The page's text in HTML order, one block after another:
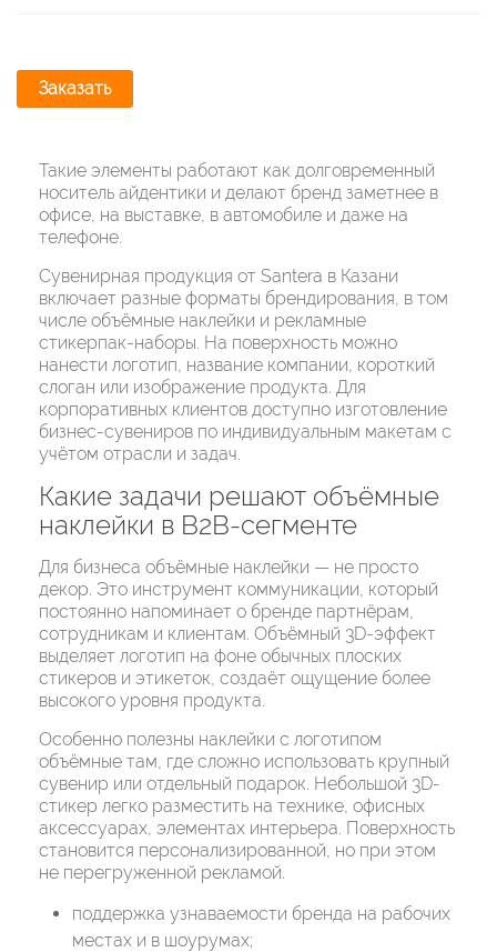
Заказать
Такие элементы работают как долговременный
носитель айдентики и делают бренд заметнее в
офисе, на выставке, в автомобиле и даже на
телефоне.
Сувенирная продукция от Santera в Казани
включает разные форматы брендирования, в том
числе объёмные наклейки и рекламные
стикерпак-наборы. На поверхность можно
нанести логотип, название компании, короткий
слоган или изображение продукта. Для
корпоративных клиентов доступно изготовление
бизнес-сувениров по индивидуальным макетам с
учётом отрасли и задач.
Какие задачи решают объёмные
наклейки в B2B-сегменте
Для бизнеса объёмные наклейки — не просто
декор. Это инструмент коммуникации, который
постоянно напоминает о бренде партнёрам,
сотрудникам и клиентам. Объёмный 3D-эффект
выделяет логотип на фоне обычных плоских
стикеров и этикеток, создаёт ощущение более
высокого уровня продукта.
Особенно полезны наклейки с логотипом
объёмные там, где сложно использовать крупный
сувенир или отдельный подарок. Небольшой 3D-
стикер легко разместить на технике, офисных
аксессуарах, элементах интерьера. Поверхность
становится персонализированной, но при этом
не перегруженной рекламой.
поддержка узнаваемости бренда на рабочих
местах и в шоурумах;